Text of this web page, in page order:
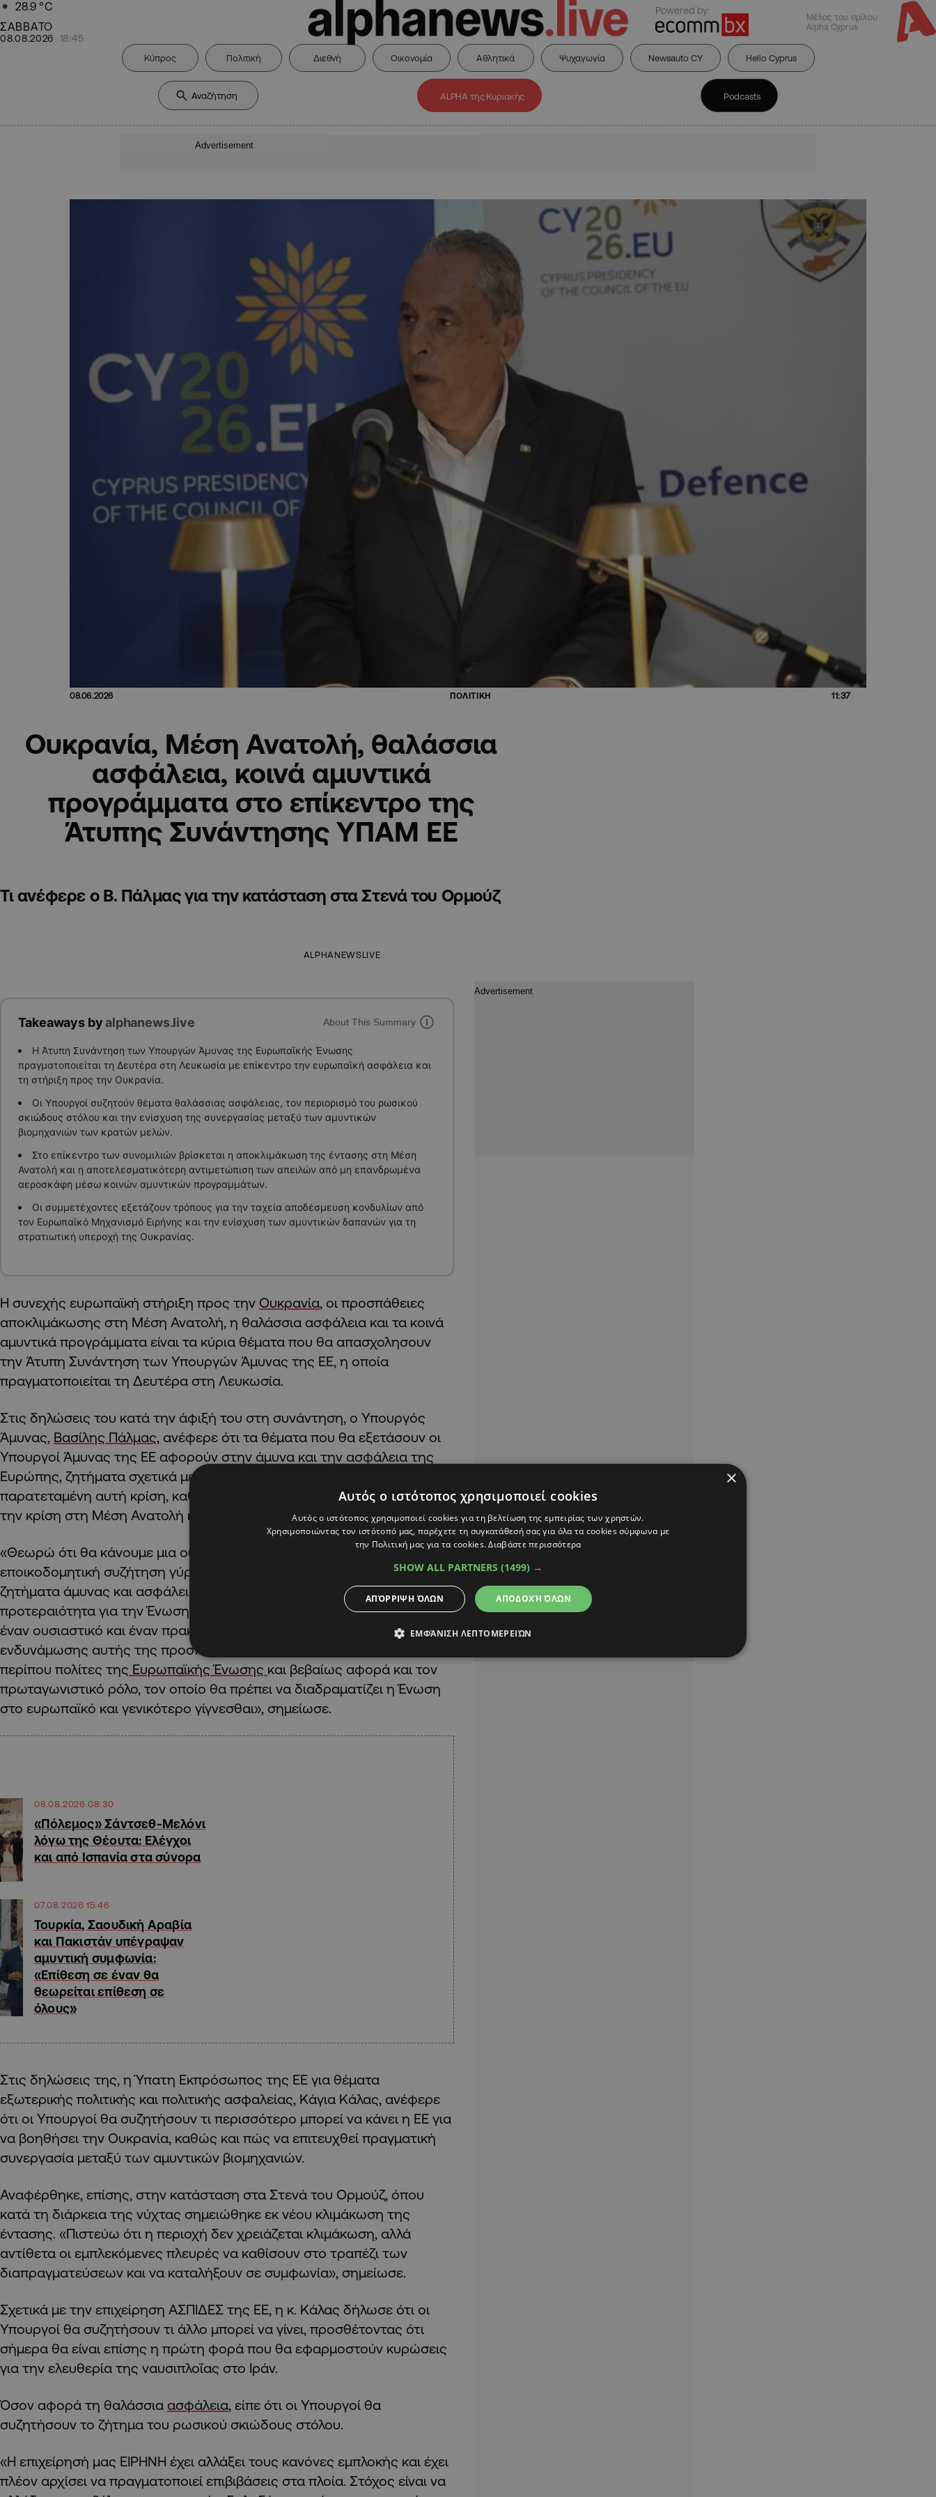
28.9 °C
ΣΑΒΒΑΤΟ
08.08.2026 18:45
Powered by:
Μέλος του ομίλου
Alpha Cyprus
Κύπρος Πολιτική Διεθνή Οικονομία Αθλητικά Ψυχαγωγία Newsauto CY Hello Cyprus
ALPHA της Κυριακής Podcasts
Advertisement
08.06.2026 ΠΟΛΙΤΙΚΗ 11:37
Ουκρανία, Μέση Ανατολή, θαλάσσια
ασφάλεια, κοινά αμυντικά
προγράμματα στο επίκεντρο της
Άτυπης Συνάντησης ΥΠΑΜ ΕΕ
Τι ανέφερε ο Β. Πάλμας για την κατάσταση στα Στενά του Ορμούζ
ALPHANEWSLIVE
Takeaways byalphanews.live About This Summary
Η Άτυπη Συνάντηση των Υπουργών Άμυνας της Ευρωπαϊκής Ένωσης
πραγματοποιείται τη Δευτέρα στη Λευκωσία με επίκεντρο την ευρωπαϊκή ασφάλεια και
τη στήριξη προς την Ουκρανία.
Οι Υπουργοί συζητούν θέματα θαλάσσιας ασφάλειας, τον περιορισμό του ρωσικού
σκιώδους στόλου και την ενίσχυση της συνεργασίας μεταξύ των αμυντικών
βιομηχανιών των κρατών μελών.
Στο επίκεντρο των συνομιλιών βρίσκεται η αποκλιμάκωση της έντασης στη Μέση
Ανατολή και η αποτελεσματικότερη αντιμετώπιση των απειλών από μη επανδρωμένα
αεροσκάφη μέσω κοινών αμυντικών προγραμμάτων.
Οι συμμετέχοντες εξετάζουν τρόπους για την ταχεία αποδέσμευση κονδυλίων από
τον Ευρωπαϊκό Μηχανισμό Ειρήνης και την ενίσχυση των αμυντικών δαπανών για τη
στρατιωτική υπεροχή της Ουκρανίας.
Η συνεχής ευρωπαϊκή στήριξη προς την Ουκρανία, οι προσπάθειες
αποκλιμάκωσης στη Μέση Ανατολή, η θαλάσσια ασφάλεια και τα κοινά
αμυντικά προγράμματα είναι τα κύρια θέματα που θα απασχολησουν
την Άτυπη Συνάντηση των Υπουργών Άμυνας της ΕΕ, η οποία
πραγματοποιείται τη Δευτέρα στη Λευκωσία.
Στις δηλώσεις του κατά την άφιξή του στη συνάντηση, ο Υπουργός
Άμυνας, Βασίλης Πάλμας, ανέφερε ότι τα θέματα που θα εξετάσουν οι
Υπουργοί Άμυνας της ΕΕ αφορούν στην άμυνα και την ασφάλεια της
Ευρώπης, ζητήματα σχετικά με τον πόλεμο στην Ουκρανία και την
παρατεταμένη αυτή κρίση, καθώς και όλα τα θέματα που σχετίζονται με
την κρίση στη Μέση Ανατολή και την Ανατολική Μεσόγειο.
«Θεωρώ ότι θα κάνουμε μια ουσιαστική και την ίδια ώρα
εποικοδομητική συζήτηση γύρω από αυτά τα τρία ζητήματα. Τα
ζητήματα άμυνας και ασφάλειας της Ευρωπαϊκής Ένωσης είναι πρώτη
προτεραιότητα για την Ένωση, μέσα από τα οποία θα διεξέλθουμε με
έναν ουσιαστικό και έναν πρακτικό τρόπο για να εξεύρουμε λύσεις
ενδυνάμωσης αυτής της προσπάθειας, που αφορά 500 εκατομμύρια
περίπου πολίτες της Ευρωπαϊκής Ένωσης και βεβαίως αφορά και τον
πρωταγωνιστικό ρόλο, τον οποίο θα πρέπει να διαδραματίζει η Ένωση
στο ευρωπαϊκό και γενικότερο γίγνεσθαι», σημείωσε.
08.08.2026 08:30
«Πόλεμος» Σάντσεθ-Μελόνι
λόγω της Θέουτα: Ελέγχοι
και από Ισπανία στα σύνορα
07.08.2026 15:46
Τουρκία, Σαουδική Αραβία
και Πακιστάν υπέγραψαν
αμυντική συμφωνία:
«Επίθεση σε έναν θα
θεωρείται επίθεση σε
όλους»
Στις δηλώσεις της, η Ύπατη Εκπρόσωπος της ΕΕ για θέματα
εξωτερικής πολιτικής και πολιτικής ασφαλείας, Κάγια Κάλας, ανέφερε
ότι οι Υπουργοί θα συζητήσουν τι περισσότερο μπορεί να κάνει η ΕΕ για
να βοηθήσει την Ουκρανία, καθώς και πώς να επιτευχθεί πραγματική
συνεργασία μεταξύ των αμυντικών βιομηχανιών.
Αναφέρθηκε, επίσης, στην κατάσταση στα Στενά του Ορμούζ, όπου
κατά τη διάρκεια της νύχτας σημειώθηκε εκ νέου κλιμάκωση της
έντασης. «Πιστεύω ότι η περιοχή δεν χρειάζεται κλιμάκωση, αλλά
αντίθετα οι εμπλεκόμενες πλευρές να καθίσουν στο τραπέζι των
διαπραγματεύσεων και να καταλήξουν σε συμφωνία», σημείωσε.
Σχετικά με την επιχείρηση ΑΣΠΙΔΕΣ της ΕΕ, η κ. Κάλας δήλωσε ότι οι
Υπουργοί θα συζητήσουν τι άλλο μπορεί να γίνει, προσθέτοντας ότι
σήμερα θα είναι επίσης η πρώτη φορά που θα εφαρμοστούν κυρώσεις
για την ελευθερία της ναυσιπλοΐας στο Ιράν.
Όσον αφορά τη θαλάσσια ασφάλεια, είπε ότι οι Υπουργοί θα
συζητήσουν το ζήτημα του ρωσικού σκιώδους στόλου.
«Η επιχείρησή μας ΕΙΡΗΝΗ έχει αλλάξει τους κανόνες εμπλοκής και έχει
πλέον αρχίσει να πραγματοποιεί επιβιβάσεις στα πλοία. Στόχος είναι να
×
Αυτός ο ιστότοπος χρησιμοποιεί cookies
Αυτός ο ιστότοπος χρησιμοποιεί cookies για τη βελτίωση της εμπειρίας των χρηστών.
Χρησιμοποιώντας τον ιστότοπό μας, παρέχετε τη συγκατάθεσή σας για όλα τα cookies σύμφωνα με
την Πολιτική μας για τα cookies.Διαβάστε περισσότερα
SHOW ALL PARTNERS (1499) →
ΑΠΟΔΟΧΉ ΌΛΩΝ
ΑΠΌΡΡΙΨΗ ΌΛΩΝ
ΕΜΦΆΝΙΣΗ ΛΕΠΤΟΜΕΡΕΙΏΝ